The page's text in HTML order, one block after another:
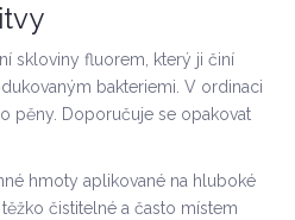
skloviny fluorem, který ji činí
bakteriemi. V ordinaci
pěny. Doporučuje se opakovat
hmoty aplikované na hluboké
čistitelné a často místem